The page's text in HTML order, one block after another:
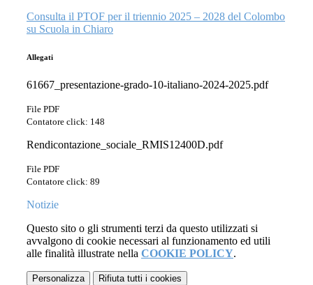
Consulta il PTOF per il triennio 2025 – 2028 del Colombo
su Scuola in Chiaro
Allegati
61667_presentazione-grado-10-italiano-2024-2025.pdf
File PDF
Contatore click: 148
Rendicontazione_sociale_RMIS12400D.pdf
File PDF
Contatore click: 89
Notizie
Questo sito o gli strumenti terzi da questo utilizzati si
avvalgono di cookie necessari al funzionamento ed utili
alle finalità illustrate nella COOKIE POLICY.
Personalizza Rifiuta tutti i cookies